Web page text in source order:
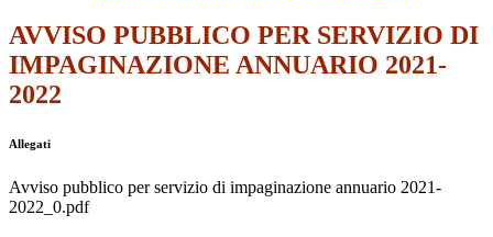
AVVISO PUBBLICO PER SERVIZIO DI
IMPAGINAZIONE ANNUARIO 2021-
2022
Allegati
Avviso pubblico per servizio di impaginazione annuario 2021-
2022_0.pdf